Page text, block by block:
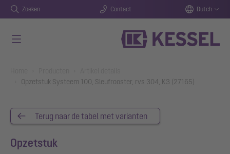
Zoeken Contact Dutch
Opzetstuk Systeem 100, Sleufrooster, rvs 304, K3 (27165)
Terug naar de tabel met varianten
Opzetstuk